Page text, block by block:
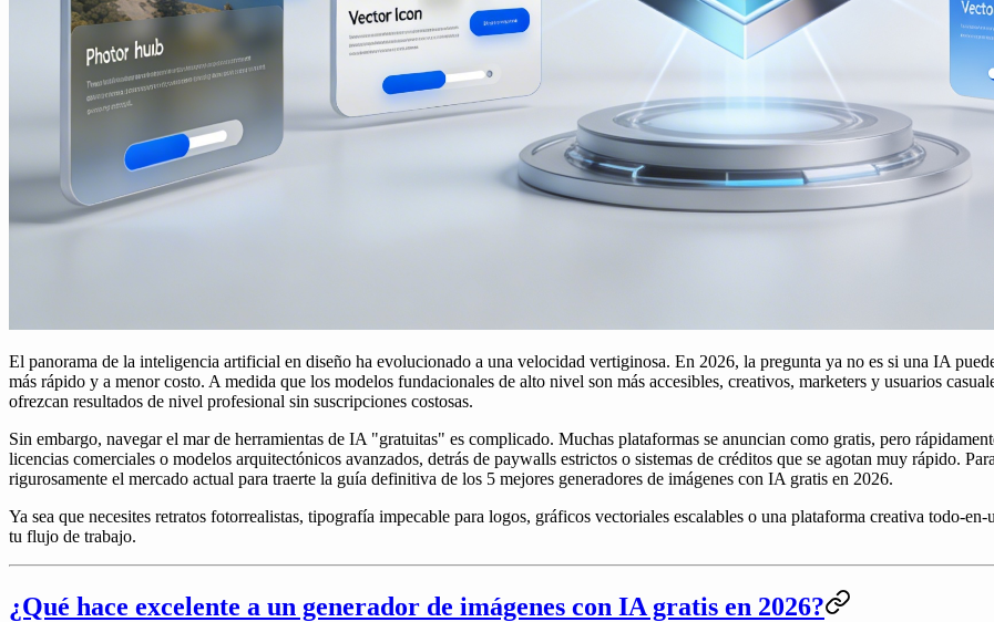
El panorama de la inteligencia artificial en diseño ha evolucionado a una velocidad vertiginosa. En 2026, la pregunta ya no es si una IA
más rápido y a menor costo. A medida que los modelos fundacionales de alto nivel son más accesibles, creativos, marketers y usuarios
ofrezcan resultados de nivel profesional sin suscripciones costosas.
Sin embargo, navegar el mar de herramientas de IA "gratuitas" es complicado. Muchas plataformas se anuncian como gratis, pero
licencias comerciales o modelos arquitectónicos avanzados, detrás de paywalls estrictos o sistemas de créditos que se agotan muy rápido.
rigurosamente el mercado actual para traerte la guía definitiva de los 5 mejores generadores de imágenes con IA gratis en 2026.
Ya sea que necesites retratos fotorrealistas, tipografía impecable para logos, gráficos vectoriales escalables o una plataforma creativa todo-
tu flujo de trabajo.
¿Qué hace excelente a un generador de imágenes con IA gratis en 2026?